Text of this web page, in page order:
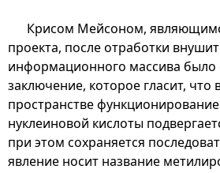
Крисом Мейсоном,
проекта, после отработки
информационного массива
заключение, которое гласит, что
пространстве
нуклеиновой кислоты
при этом сохраняется
явление носит название